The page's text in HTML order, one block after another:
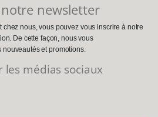
newsletter
nous, vous pouvez vous inscrire à notre
De cette façon, nous vous
et promotions.
les médias sociaux